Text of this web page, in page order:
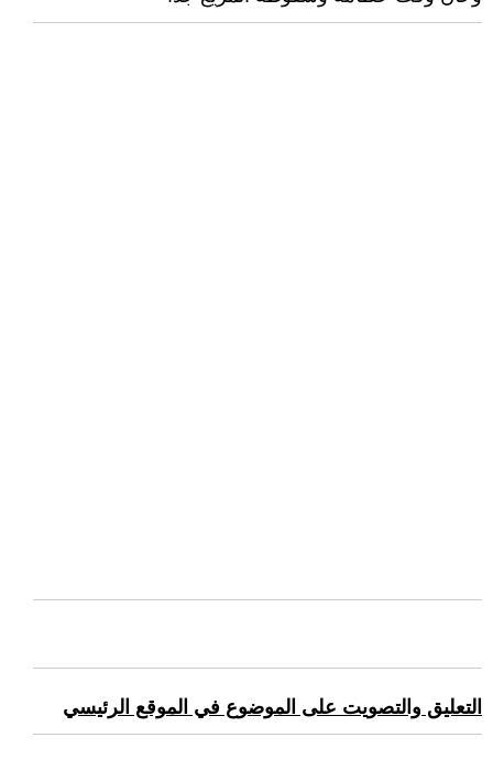
التعليق والتصويت على الموضوع في الموقع الرئيسي